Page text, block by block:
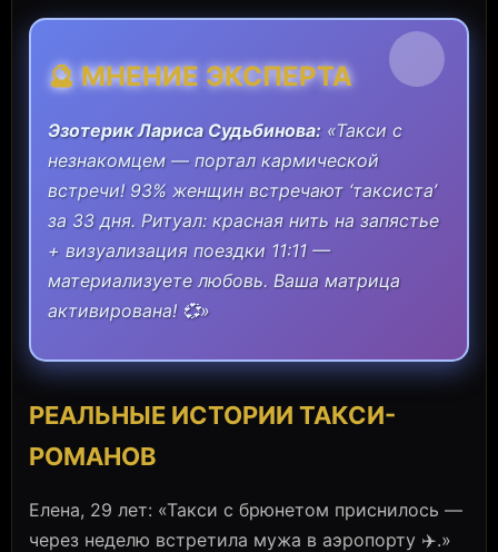
🔮 МНЕНИЕ ЭКСПЕРТА
Эзотерик Лариса Судьбинова: «Такси с
незнакомцем — портал кармической
встречи! 93% женщин встречают ‘таксиста’
за 33 дня. Ритуал: красная нить на запястье
+ визуализация поездки 11:11 —
материализуете любовь. Ваша матрица
активирована! 💞»
РЕАЛЬНЫЕ ИСТОРИИ ТАКСИ-
РОМАНОВ
Елена, 29 лет: «Такси с брюнетом приснилось —
через неделю встретила мужа в аэропорту ✈️.»